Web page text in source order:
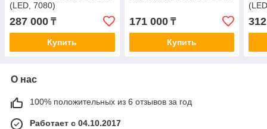
(LED, 7080)
287 000 ₸
Купить
171 000₸
Купить
О нас
100% положительных из 6 отзывов за год
Работает с 04.10.2017